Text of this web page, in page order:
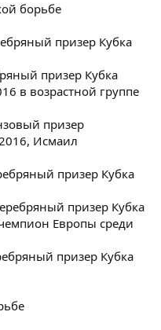
борьбе
призер Кубка
призер Кубка
в возрастной группе
призер
Исмаил
призер Кубка
призер Кубка
Европы среди
призер Кубка